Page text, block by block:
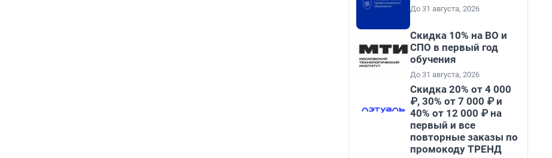
До 31 августа, 2026
Скидка 10% на ВО и
СПО в первый год
обучения
До 31 августа, 2026
Скидка 20% от 4 000
₽, 30% от 7 000 ₽ и
40% от 12 000 ₽ на
первый и все
повторные заказы по
промокоду ТРЕНД